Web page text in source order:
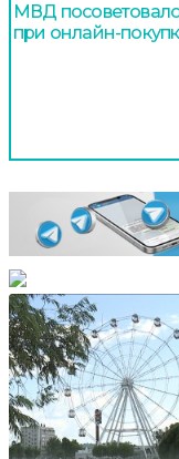
МВД
при онлайн-